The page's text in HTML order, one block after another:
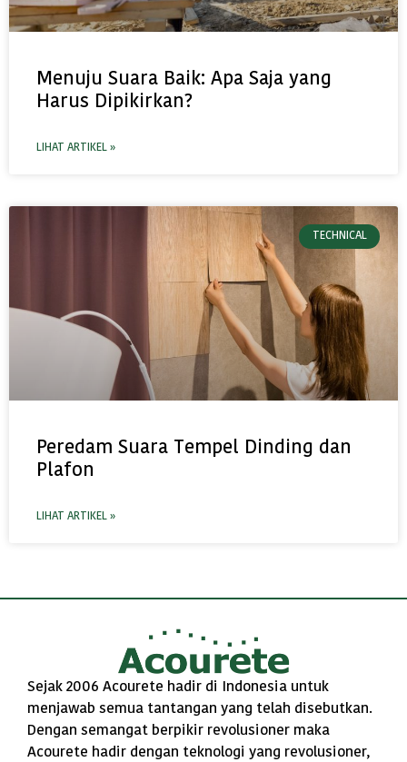
Menuju Suara Baik: Apa Saja yang
Harus Dipikirkan?
LIHAT ARTIKEL »
TECHNICAL
Peredam Suara Tempel Dinding dan
Plafon
LIHAT ARTIKEL »
Sejak 2006 Acourete hadir di Indonesia untuk
menjawab semua tantangan yang telah disebutkan.
Dengan semangat berpikir revolusioner maka
Acourete hadir dengan teknologi yang revolusioner,